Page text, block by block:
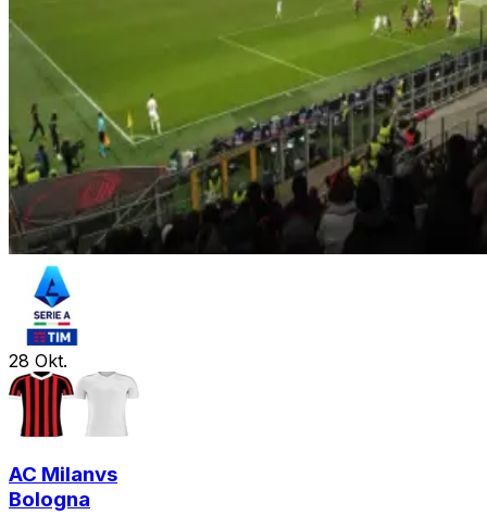
28 Okt.
AC Milanvs
Bologna